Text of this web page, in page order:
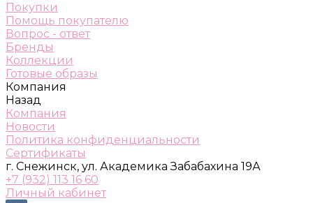
Покупки
Помощь покупателю
Вопрос - ответ
Бренды
Коллекции
Готовые образы
Компания
Назад
Компания
Новости
Политика конфиденциальности
Сертификаты
г. Снежинск, ул. Академика Забабахина 19А
+7 (932) 113 16 60
Личный кабинет